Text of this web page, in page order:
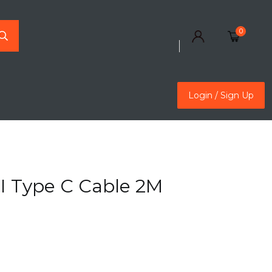
0
Login / Sign Up
Login / Sign Up
Type C Cable 2M